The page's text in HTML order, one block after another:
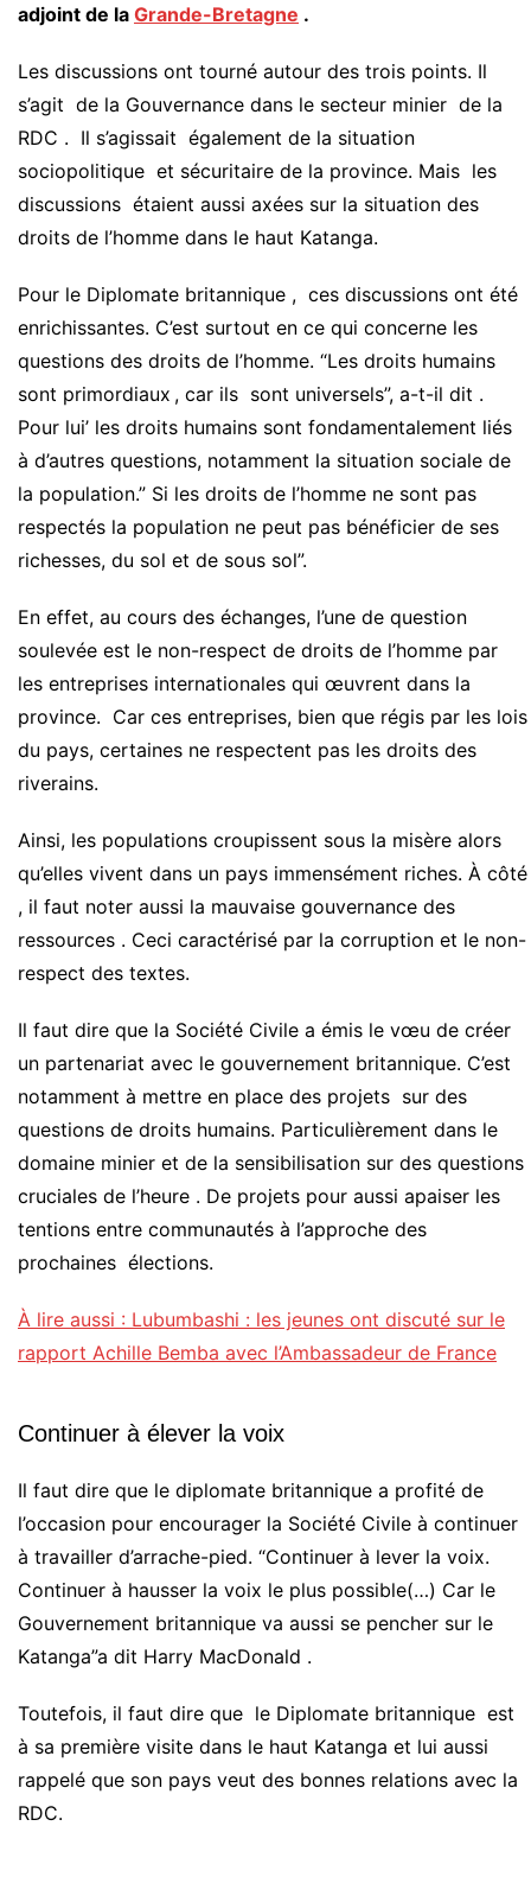
adjoint de la Grande-Bretagne .
Les discussions ont tourné autour des trois points. Il
s’agit de la Gouvernance dans le secteur minier de la
RDC . Il s’agissait également de la situation
sociopolitique et sécuritaire de la province. Mais les
discussions étaient aussi axées sur la situation des
droits de l’homme dans le haut Katanga.
Pour le Diplomate britannique , ces discussions ont été
enrichissantes. C’est surtout en ce qui concerne les
questions des droits de l’homme. “Les droits humains
sont primordiaux , car ils sont universels”, a-t-il dit .
Pour lui’ les droits humains sont fondamentalement liés
à d’autres questions, notamment la situation sociale de
la population.” Si les droits de l’homme ne sont pas
respectés la population ne peut pas bénéficier de ses
richesses, du sol et de sous sol”.
En effet, au cours des échanges, l’une de question
soulevée est le non-respect de droits de l’homme par
les entreprises internationales qui œuvrent dans la
province. Car ces entreprises, bien que régis par les lois
du pays, certaines ne respectent pas les droits des
riverains.
Ainsi, les populations croupissent sous la misère alors
qu’elles vivent dans un pays immensément riches. À côté
, il faut noter aussi la mauvaise gouvernance des
ressources . Ceci caractérisé par la corruption et le non-
respect des textes.
Il faut dire que la Société Civile a émis le vœu de créer
un partenariat avec le gouvernement britannique. C’est
notamment à mettre en place des projets sur des
questions de droits humains. Particulièrement dans le
domaine minier et de la sensibilisation sur des questions
cruciales de l’heure . De projets pour aussi apaiser les
tentions entre communautés à l’approche des
prochaines élections.
À lire aussi : Lubumbashi : les jeunes ont discuté sur le
rapport Achille Bemba avec l’Ambassadeur de France
Continuer à élever la voix
Il faut dire que le diplomate britannique a profité de
l’occasion pour encourager la Société Civile à continuer
à travailler d’arrache-pied. “Continuer à lever la voix.
Continuer à hausser la voix le plus possible(…) Car le
Gouvernement britannique va aussi se pencher sur le
Katanga”a dit Harry MacDonald .
Toutefois, il faut dire que le Diplomate britannique est
à sa première visite dans le haut Katanga et lui aussi
rappelé que son pays veut des bonnes relations avec la
RDC.